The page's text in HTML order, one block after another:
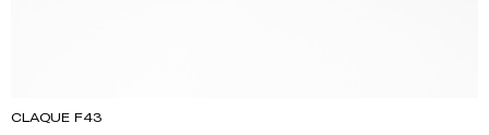
CLAQUE F43